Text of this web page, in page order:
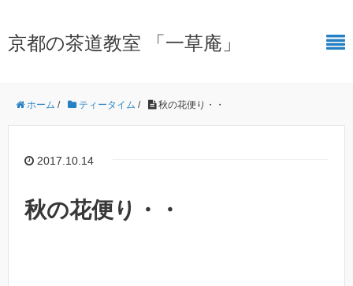
京都の茶道教室 「一草庵」
ホーム / ティータイム / 秋の花便り・・
2017.10.14
秋の花便り・・